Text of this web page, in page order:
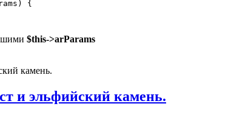
{
$this->arParams
и эльфийский камень.